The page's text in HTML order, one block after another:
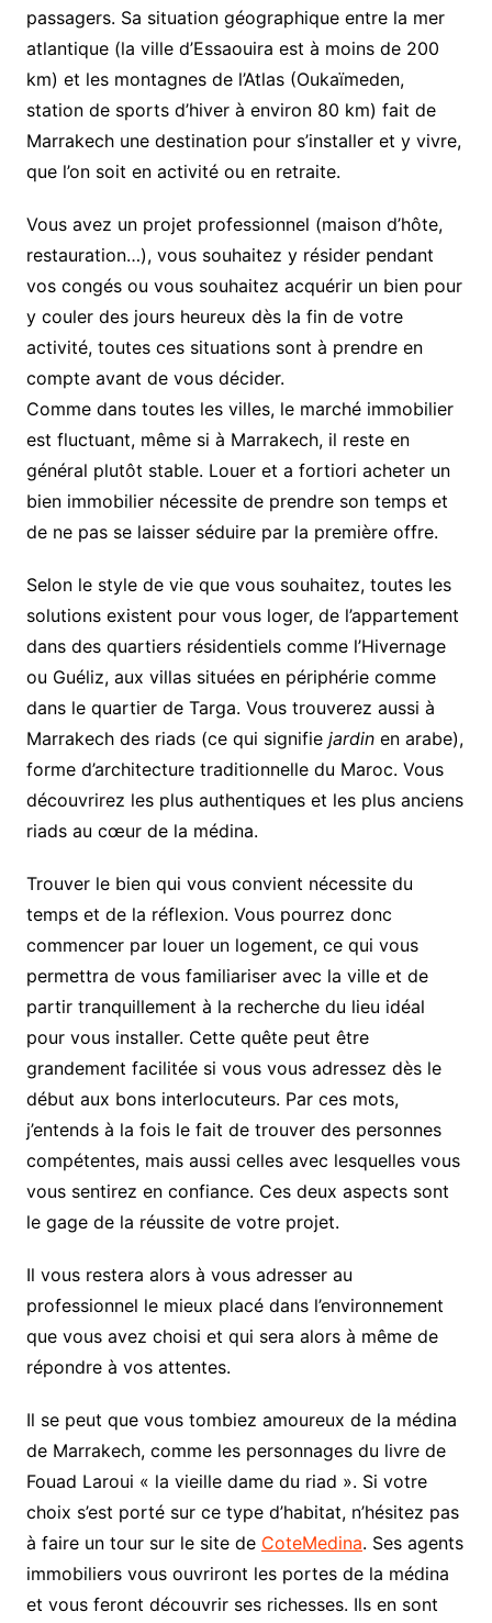
passagers. Sa situation géographique entre la mer
atlantique (la ville d’Essaouira est à moins de 200
km) et les montagnes de l’Atlas (Oukaïmeden,
station de sports d’hiver à environ 80 km) fait de
Marrakech une destination pour s’installer et y vivre,
que l’on soit en activité ou en retraite.
Vous avez un projet professionnel (maison d’hôte,
restauration…), vous souhaitez y résider pendant
vos congés ou vous souhaitez acquérir un bien pour
y couler des jours heureux dès la fin de votre
activité, toutes ces situations sont à prendre en
compte avant de vous décider.
Comme dans toutes les villes, le marché immobilier
est fluctuant, même si à Marrakech, il reste en
général plutôt stable. Louer et a fortiori acheter un
bien immobilier nécessite de prendre son temps et
de ne pas se laisser séduire par la première offre.
Selon le style de vie que vous souhaitez, toutes les
solutions existent pour vous loger, de l’appartement
dans des quartiers résidentiels comme l’Hivernage
ou Guéliz, aux villas situées en périphérie comme
dans le quartier de Targa. Vous trouverez aussi à
Marrakech des riads (ce qui signifie jardinen arabe),
forme d’architecture traditionnelle du Maroc. Vous
découvrirez les plus authentiques et les plus anciens
riads au cœur de la médina.
Trouver le bien qui vous convient nécessite du
temps et de la réflexion. Vous pourrez donc
commencer par louer un logement, ce qui vous
permettra de vous familiariser avec la ville et de
partir tranquillement à la recherche du lieu idéal
pour vous installer. Cette quête peut être
grandement facilitée si vous vous adressez dès le
début aux bons interlocuteurs. Par ces mots,
j’entends à la fois le fait de trouver des personnes
compétentes, mais aussi celles avec lesquelles vous
vous sentirez en confiance. Ces deux aspects sont
le gage de la réussite de votre projet.
Il vous restera alors à vous adresser au
professionnel le mieux placé dans l’environnement
que vous avez choisi et qui sera alors à même de
répondre à vos attentes.
Il se peut que vous tombiez amoureux de la médina
de Marrakech, comme les personnages du livre de
Fouad Laroui « la vieille dame du riad ». Si votre
choix s’est porté sur ce type d’habitat, n’hésitez pas
à faire un tour sur le site de CoteMedina. Ses agents
immobiliers vous ouvriront les portes de la médina
et vous feront découvrir ses richesses. Ils en sont